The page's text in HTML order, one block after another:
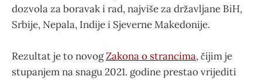
dozvola za boravak i rad, najviše za državljane BiH,
Srbije, Nepala, Indije i Sjeverne Makedonije.
Rezultat je to novogZakona o strancima, čijim je
stupanjem na snagu 2021. godine prestao vrijediti